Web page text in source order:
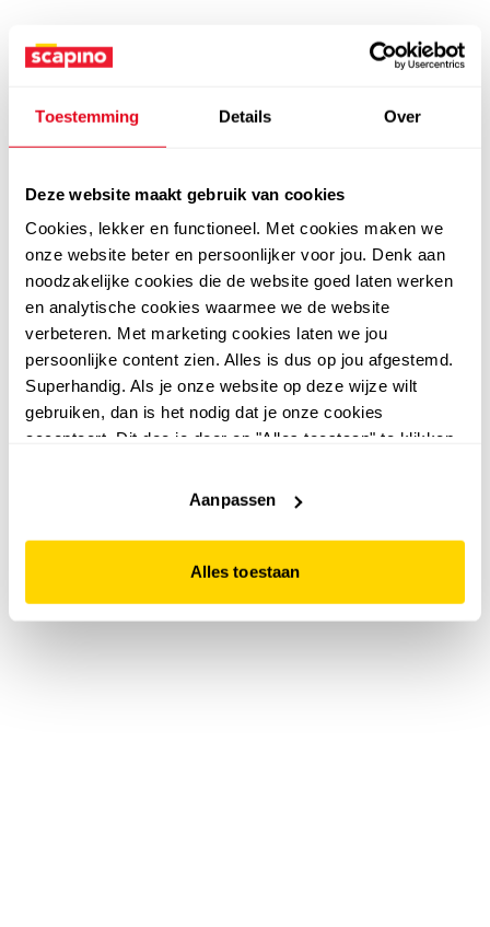
Toestemming Details Over
Deze website maakt gebruik van cookies
Cookies, lekker en functioneel. Met cookies maken we
onze website beter en persoonlijker voor jou. Denk aan
noodzakelijke cookies die de website goed laten werken
en analytische cookies waarmee we de website
verbeteren. Met marketing cookies laten we jou
persoonlijke content zien. Alles is dus op jou afgestemd.
Superhandig. Als je onze website op deze wijze wilt
gebruiken, dan is het nodig dat je onze cookies
accepteert. Dit doe je door op "Alles toestaan" te klikken.
website niet optimaal functioneert.
Aanpassen
Alles toestaan